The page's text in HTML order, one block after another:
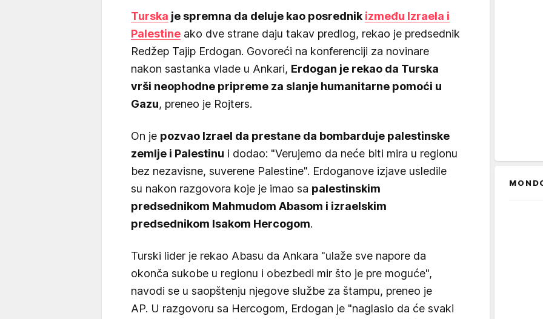
Turska je spremna da deluje kao posrednik između Izraela i
Palestine ako dve strane daju takav predlog, rekao je predsednik
Redžep Tajip Erdogan. Govoreći na konferenciji za novinare
nakon sastanka vlade u Ankari, Erdogan je rekao da Turska
vrši neophodne pripreme za slanje humanitarne pomoći u
Gazu, preneo je Rojters.
On je pozvao Izrael da prestane da bombarduje palestinske
zemlje i Palestinu i dodao: "Verujemo da neće biti mira u regionu
bez nezavisne, suverene Palestine". Erdoganove izjave usledile
su nakon razgovora koje je imao sa palestinskim
predsednikom Mahmudom Abasom i izraelskim
predsednikom Isakom Hercogom.
Turski lider je rekao Abasu da Ankara "ulaže sve napore da
okonča sukobe u regionu i obezbedi mir što je pre moguće",
navodi se u saopštenju njegove službe za štampu, preneo je
AP. U razgovoru sa Hercogom, Erdogan je "naglasio da će svaki